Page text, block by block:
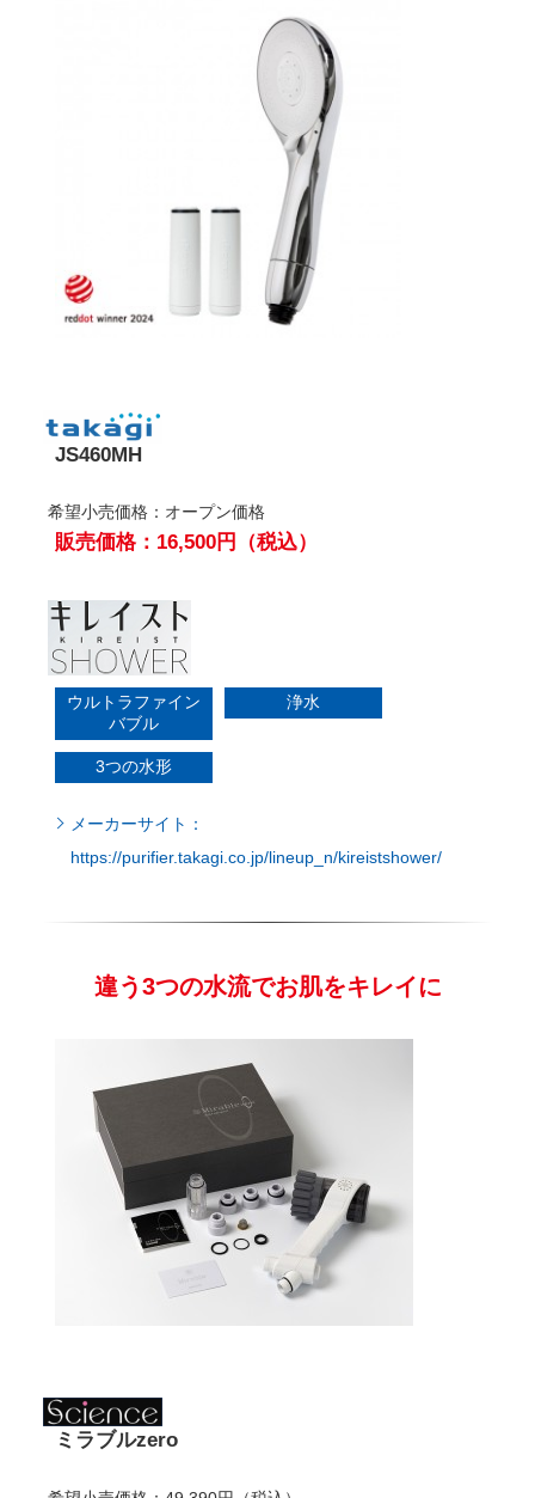
JS460MH
販売価格：16,500円（税込）
ウルトラファイン
バブル
3つの水形
メーカーサイト：
https://purifier.takagi.co.jp/lineup_n/kireistshower/
ミラブルzero
販売価格：49,390円（税込）